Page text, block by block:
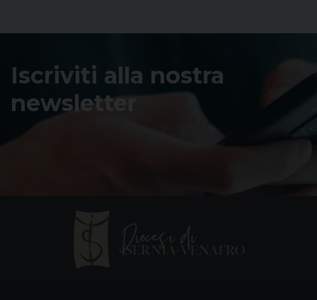
Iscriviti alla nostra
newsletter